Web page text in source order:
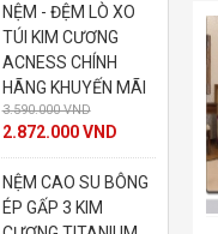
NỆM - ĐỆM CAO SU
VẠN THÀNH
SEGOVIA CHÍNH
HÃNG KHUYẾN MÃI
8.240.000 VND
7.004.000 VND
NỆM - ĐỆM CAO SU
KIM CƯƠNG